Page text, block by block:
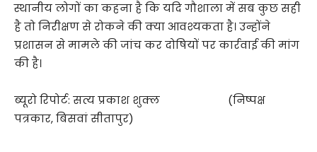
स्थानीय लोगों का कहना है कि यदि गौशाला में सब कुछ सही
है तो निरीक्षण से रोकने की क्या आवश्यकता है। उन्होंने
प्रशासन से मामले की जांच कर दोषियों पर कार्रवाई की मांग
की है।
ब्यूरो रिपोर्ट: सत्य प्रकाश शुक्ल (निष्पक्ष
पत्रकार, बिसवां सीतापुर)